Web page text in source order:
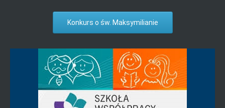
Konkurs o św. Maksymilianie